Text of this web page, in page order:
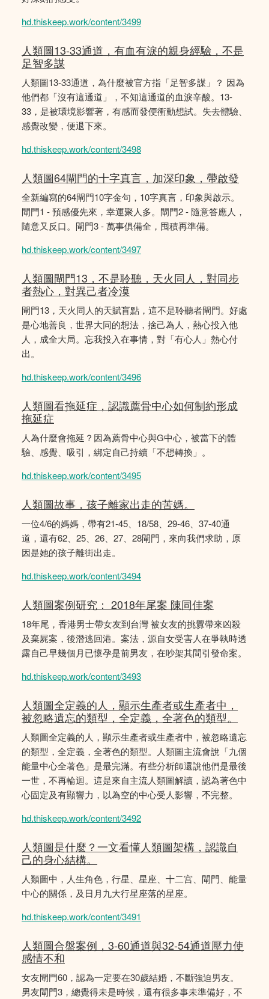
hd.thiskeep.work/content/3499
人類圖13-33通道，有血有淚的親身經驗，不是
足智多謀
人類圖13-33通道，為什麼被官方指「足智多謀」？ 因為
他們都「沒有這通道」，不知這通道的血淚辛酸。13-
33，是被環境影響著，有感而發便衝動想試。失去體驗、
感覺改變，便退下來。
hd.thiskeep.work/content/3498
人類圖64閘門的十字真言，加深印象，帶啟發
全新編寫的64閘門10字金句，10字真言，印象與啟示。
閘門1 - 預感優先來，幸運聚人多。閘門2 - 隨意答應人，
隨意又反口。閘門3 - 萬事俱備全，囤積再準備。
hd.thiskeep.work/content/3497
人類圖閘門13，不是聆聽，天火同人，對同步
者熱心，對異己者冷漠
閘門13，天火同人的天賦盲點，這不是聆聽者閘門。好處
是心地善良，世界大同的想法，捨己為人，熱心投入他
人，成全大局。忘我投入在事情，對「有心人」熱心付
出。
hd.thiskeep.work/content/3496
人類圖看拖延症，認識薦骨中心如何制約形成
拖延症
人為什麼會拖延？因為薦骨中心與G中心，被當下的體
驗、感覺、吸引，綁定自己持續「不想轉換」。
hd.thiskeep.work/content/3495
人類圖故事，孩子離家出走的苦媽。
一位4/6的媽媽，帶有21-45、18/58、29-46、37-40通
道，還有62、25、26、27、28閘門，來向我們求助，原
因是她的孩子離街出走。
hd.thiskeep.work/content/3494
人類圖案例研究： 2018年尾案 陳同佳案
18年尾，香港男士帶女友到台灣 被女友的挑釁帶來凶殺
及棄屍案，後潛逃回港。案法，源自女受害人在爭執時透
露自己早幾個月已懷孕是前男友，在吵架其間引發命案。
hd.thiskeep.work/content/3493
人類圖全定義的人，顯示生產者或生產者中，
被忽略遺忘的類型，全定義，全著色的類型。
人類圖全定義的人，顯示生產者或生產者中，被忽略遺忘
的類型，全定義，全著色的類型。人類圖主流會說「九個
能量中心全著色」是最完滿。有些分析師還說他們是最後
一世，不再輪迴。這是來自主流人類圖解讀，認為著色中
心固定及有顯響力，以為空的中心受人影響，𣎴完整。
hd.thiskeep.work/content/3492
人類圖是什麼？一文看懂人類圖架構，認識自
己的身心結構。
人類圖中，人生角色，行星、星座、十二宫、閘門、能量
中心的關係，及日月九大行星座落的星座。
hd.thiskeep.work/content/3491
人類圖合盤案例，3-60通道與32-54通道壓力使
感情不和
女友閘門60，認為一定要在30歲結婚，不斷強迫男友。
男友閘門3，總覺得未是時候，還有很多事未準備好，不